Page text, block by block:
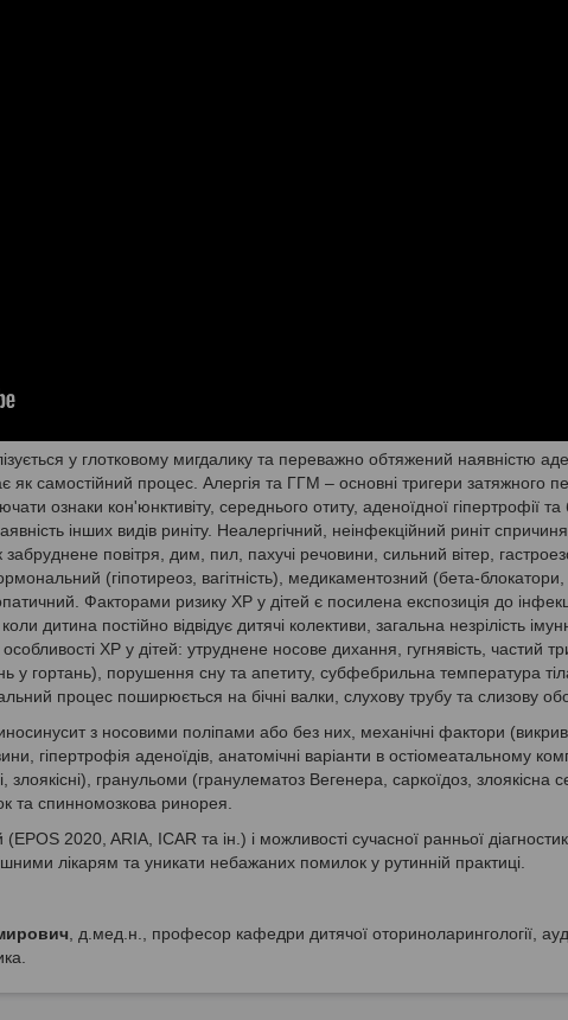
у глотковому мигдалику та переважно обтяжений наявністю
як самостійний процес. Алергія та ГГМ – основні тригери затяжного
ознаки кон'юнктивіту, середнього отиту, аденоїдної гіпертрофії та
інших видів риніту. Неалергічний, неінфекційний риніт
повітря, дим, пил, пахучі речовини, сильний вітер,
(гіпотиреоз, вагітність), медикаментозний (бета-блокатори,
Факторами ризику XP у дітей є посилена експозиція до
дитина постійно відвідує дитячі колективи, загальна незрілість
особливості ХР у дітей: утруднене носове дихання, гугнявість, частий
у гортань), порушення сну та апетиту, субфебрильна температура
процес поширюється на бічні валки, слухову трубу та слизову
з носовими поліпами або без них, механічні фактори
гіпертрофія аденоїдів, анатомічні варіанти в остіомеатальному
злоякісні), гранульоми (гранулематоз Вегенера, саркоїдоз, злоякісна
та спинномозкова ринорея.
2020, ARIA, ICAR та ін.) і можливості сучасної ранньої
лікарям та уникати небажаних помилок у рутинній практиці.
, д.мед.н., професор кафедри дитячої оториноларингології,